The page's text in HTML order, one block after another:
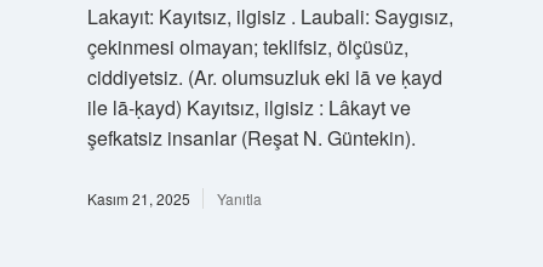
Lakayıt: Kayıtsız, ilgisiz . Laubali: Saygısız,
çekinmesi olmayan; teklifsiz, ölçüsüz,
ciddiyetsiz. (Ar. olumsuzluk eki lā ve ḳayd
ile lā-ḳayd) Kayıtsız, ilgisiz : Lâkayt ve
şefkatsiz insanlar (Reşat N. Güntekin).
Kasım 21, 2025 Yanıtla